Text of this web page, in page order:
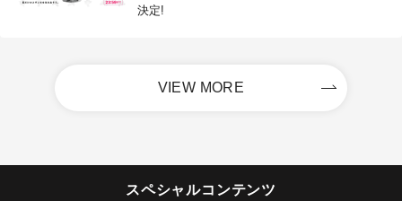
決定!
VIEW MORE
スペシャルコンテンツ